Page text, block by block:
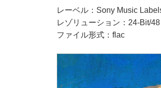
レーベル：Sony Music
レゾリューション：24-Bit/
ファイル形式：flac